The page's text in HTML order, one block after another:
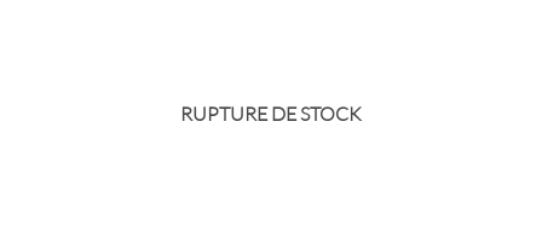
RUPTURE DE STOCK